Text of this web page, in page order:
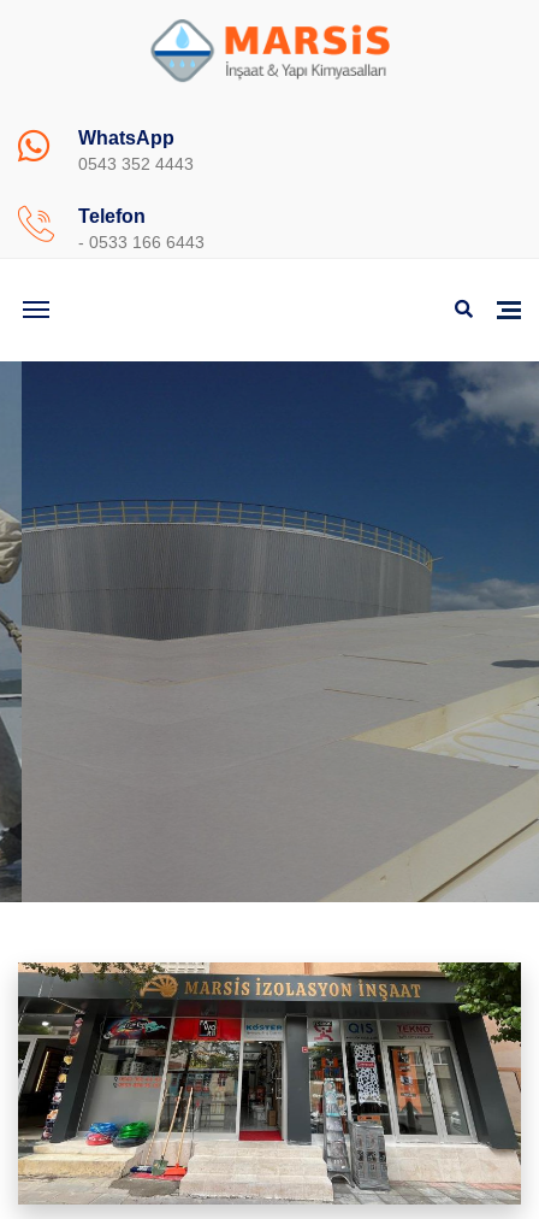
WhatsApp
0543 352 4443
Telefon
- 0533 166 6443
MARSIS YAPI KIMYASALLARI
QIS YAPI KİMYASALLARI
Su Yalıtımı Terasın Su Geçirmezliği, Su Girmesinden
Kaynaklanacak Problemleri Önlemek Için Gerekli Olan Işlemdir
AYRINTI